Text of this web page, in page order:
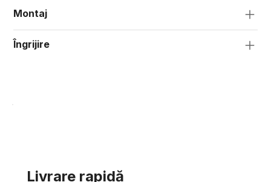
Montaj
Îngrijire
Livrare rapidă